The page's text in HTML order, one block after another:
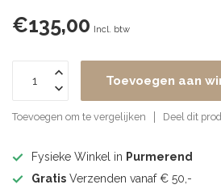
€135,00 Incl. btw
Toevoegen aan
Toevoegen om te vergelijken Deel dit
Fysieke Winkel in Purmerend
Gratis Verzenden vanaf € 50,-